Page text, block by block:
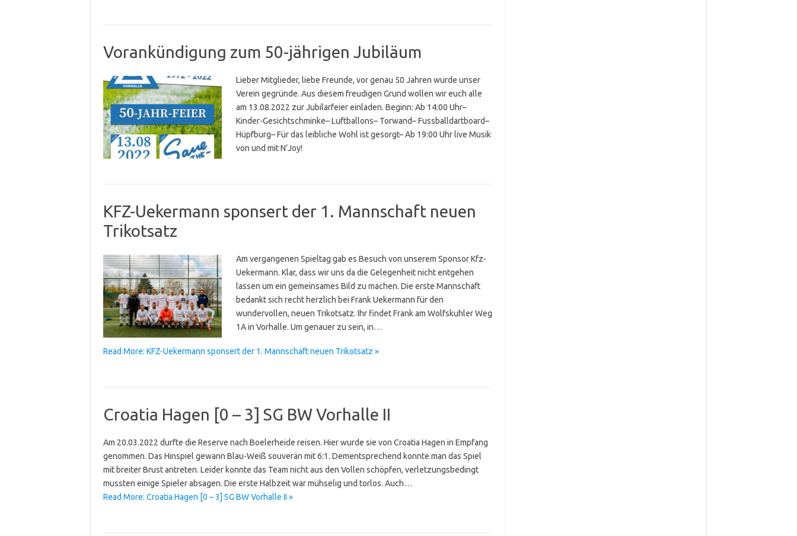
Vorankündigung zum 50-jährigen Jubiläum
Lieber Mitglieder, liebe Freunde, vor genau 50 Jahren wurde unser
Verein gegründe. Aus diesem freudigen Grund wollen wir euch alle
am 13.08.2022 zur Jubilarfeier einladen. Beginn: Ab 14:00 Uhr–
Kinder-Gesichtschminke– Luftballons– Torwand– Fussballdartboard–
Hüpfburg– Für das leibliche Wohl ist gesorgt– Ab 19:00 Uhr live Musik
von und mit N’Joy!
KFZ-Uekermann sponsert der 1. Mannschaft neuen
Trikotsatz
Am vergangenen Spieltag gab es Besuch von unserem Sponsor Kfz-
Uekermann. Klar, dass wir uns da die Gelegenheit nicht entgehen
lassen um ein gemeinsames Bild zu machen. Die erste Mannschaft
bedankt sich recht herzlich bei Frank Uekermann für den
wundervollen, neuen Trikotsatz. Ihr findet Frank am Wolfskuhler Weg
1A in Vorhalle. Um genauer zu sein, in…
Read More: KFZ-Uekermann sponsert der 1. Mannschaft neuen Trikotsatz »
Croatia Hagen [0 – 3] SG BW Vorhalle II
Am 20.03.2022 durfte die Reserve nach Boelerheide reisen. Hier wurde sie von Croatia Hagen in Empfang
genommen. Das Hinspiel gewann Blau-Weiß souverän mit 6:1. Dementsprechend konnte man das Spiel
mit breiter Brust antreten. Leider konnte das Team nicht aus den Vollen schöpfen, verletzungsbedingt
mussten einige Spieler absagen. Die erste Halbzeit war mühselig und torlos. Auch…
Read More: Croatia Hagen [0 – 3] SG BW Vorhalle II »